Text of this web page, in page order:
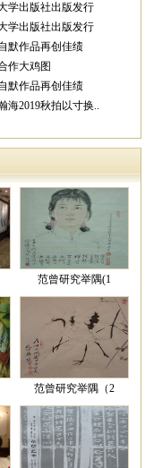
学出版社出版发行
学出版社出版发行
默作品再创佳绩
作大鸡图
默作品再创佳绩
海2019秋拍以寸换..
范曾研究举隅(1
范曾研究举隅（2